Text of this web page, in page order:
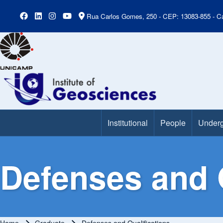
Rua Carlos Gomes, 250 - CEP: 13083-855 -
Main Menu Institutional People
Defenses